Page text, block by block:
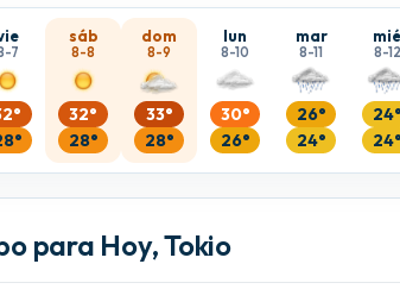
7
sáb
8-8
32°
28°
dom
8-9
33°
28°
lun
8-10
30°
26°
mar
8-11
26°
24°
mié
8-12
24°
24°
para Hoy, Tokio